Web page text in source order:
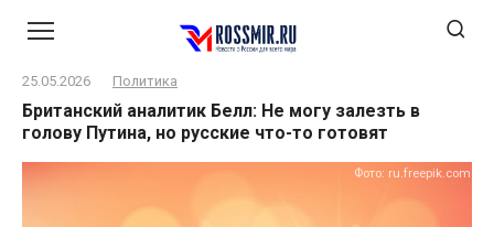
25.05.2026 Политика
Британский аналитик Белл: Не могу залезть в
голову Путина, но русские что-то готовят
Фото: ru.freepik.com